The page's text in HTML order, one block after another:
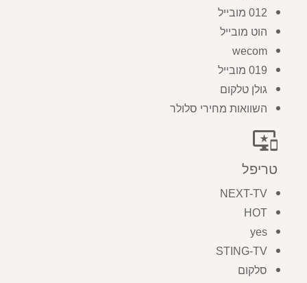
012 מובייל
הוט מובייל
wecom
019 מובייל
גולן טלקום
השוואות מחירי סלולר
important_devices
טריפל
NEXT-TV
HOT
yes
STING-TV
סלקום